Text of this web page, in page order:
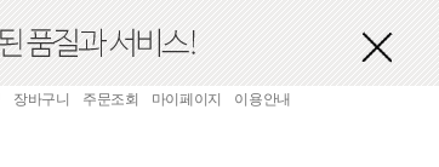
장바구니 주문조회 마이페이지 이용안내